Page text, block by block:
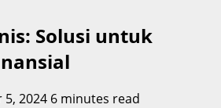
Solusi untuk
5, 2024 6 minutes read